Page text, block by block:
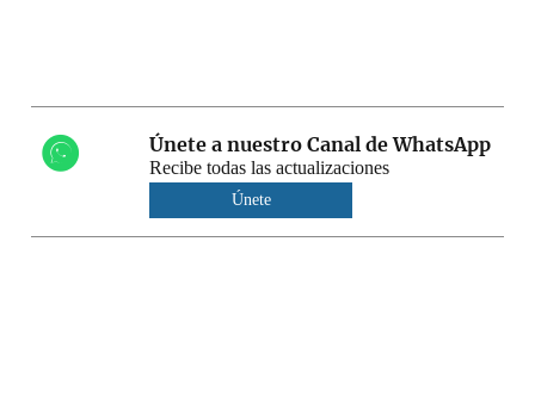
Únete a nuestro Canal de WhatsApp
Recibe todas las actualizaciones
Únete